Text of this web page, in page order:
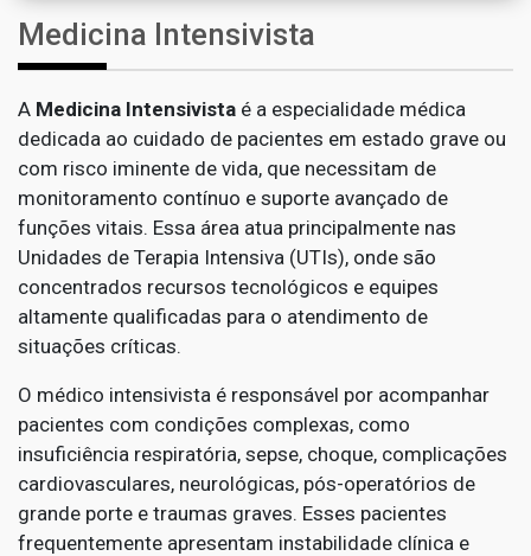
Medicina Intensivista
A Medicina Intensivista é a especialidade médica
dedicada ao cuidado de pacientes em estado grave ou
com risco iminente de vida, que necessitam de
monitoramento contínuo e suporte avançado de
funções vitais. Essa área atua principalmente nas
Unidades de Terapia Intensiva (UTIs), onde são
concentrados recursos tecnológicos e equipes
altamente qualificadas para o atendimento de
situações críticas.
O médico intensivista é responsável por acompanhar
pacientes com condições complexas, como
insuficiência respiratória, sepse, choque, complicações
cardiovasculares, neurológicas, pós-operatórios de
grande porte e traumas graves. Esses pacientes
frequentemente apresentam instabilidade clínica e